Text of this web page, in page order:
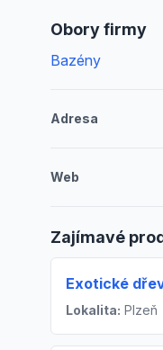
Obory firmy
Bazény
Adresa
Web
Zajímavé
Exotické
Lokalita: Plzeň